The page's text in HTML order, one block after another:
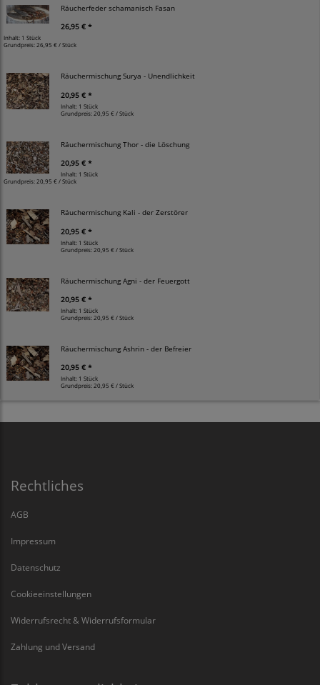
Räucherfeder schamanisch Fasan
26,95 € *
Inhalt: 1 Stück
Grundpreis:26,95 € / Stück
Räuchermischung Surya - Unendlichkeit
20,95 € *
Inhalt: 1 Stück
Grundpreis: 20,95 € / Stück
Räuchermischung Thor - die Löschung
20,95 € *
Inhalt: 1 Stück
Grundpreis: 20,95 € / Stück
Räuchermischung Kali - der Zerstörer
20,95 € *
Inhalt: 1 Stück
Grundpreis: 20,95 € / Stück
Räuchermischung Agni - der Feuergott
20,95 € *
Inhalt: 1 Stück
Grundpreis: 20,95 € / Stück
Räuchermischung Ashrin - der Befreier
20,95 € *
Inhalt: 1 Stück
Grundpreis:20,95 € / Stück
Rechtliches
AGB
Impressum
Datenschutz
Cookieeinstellungen
Widerrufsrecht & Widerrufsformular
Zahlung und Versand